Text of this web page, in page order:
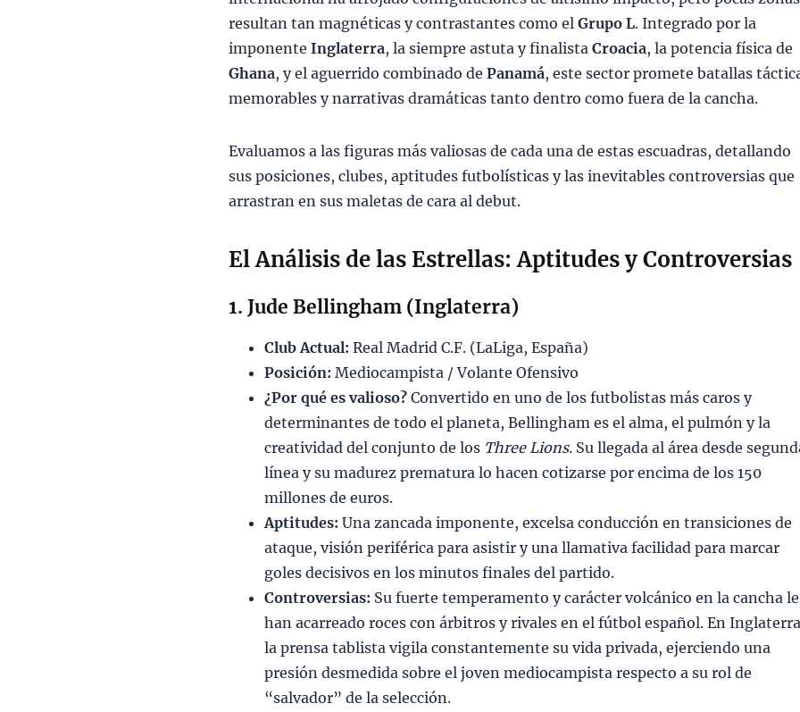
resultan tan magnéticas y contrastantes como elGrupo L. Integrado por la
imponenteInglaterra, la siempre astuta y finalistaCroacia, la potencia física de
Ghana, y el aguerrido combinado dePanamá, este sector promete batallas
memorables y narrativas dramáticas tanto dentro como fuera de la cancha.
Evaluamos a las figuras más valiosas de cada una de estas escuadras, detallando
sus posiciones, clubes, aptitudes futbolísticas y las inevitables controversias que
arrastran en sus maletas de cara al debut.
El Análisis de las Estrellas: Aptitudes y Controversias
1. Jude Bellingham (Inglaterra)
Club Actual: Real Madrid C.F. (LaLiga, España)
Posición: Mediocampista / Volante Ofensivo
¿Por qué es valioso? Convertido en uno de los futbolistas más caros y
determinantes de todo el planeta, Bellingham es el alma, el pulmón y la
creatividad del conjunto de los Three Lions. Su llegada al área desde
línea y su madurez prematura lo hacen cotizarse por encima de los 150
millones de euros.
Aptitudes: Una zancada imponente, excelsa conducción en transiciones de
ataque, visión periférica para asistir y una llamativa facilidad para marcar
goles decisivos en los minutos finales del partido.
Controversias: Su fuerte temperamento y carácter volcánico en la cancha le
han acarreado roces con árbitros y rivales en el fútbol español. En
la prensa tablista vigila constantemente su vida privada, ejerciendo una
presión desmedida sobre el joven mediocampista respecto a su rol de
“salvador” de la selección.